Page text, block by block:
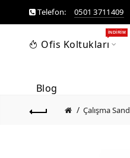
Telefon: 0501 3711409
Ofis Koltukları
İNDIRIM
Blog
Çalışma